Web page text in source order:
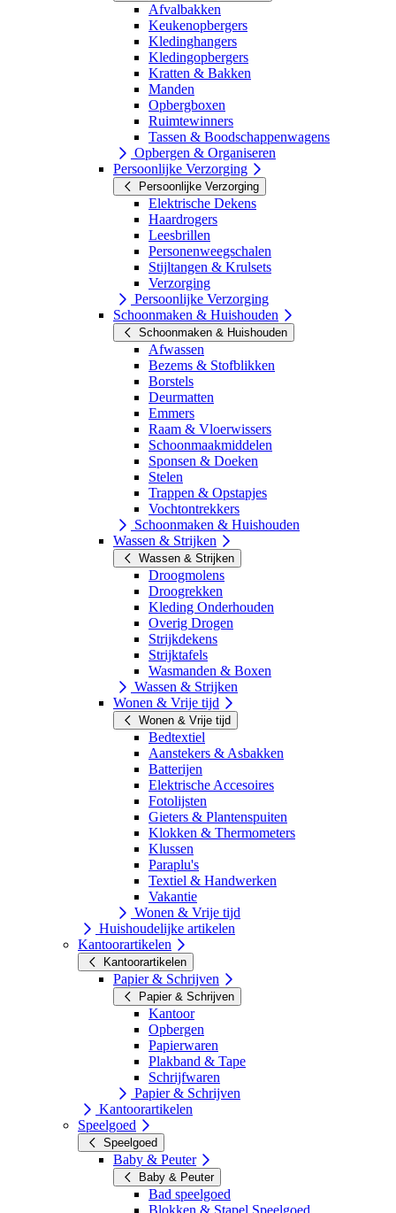
Afvalbakken
Keukenopbergers
Kledinghangers
Kledingopbergers
Kratten & Bakken
Manden
Opbergboxen
Ruimtewinners
Tassen & Boodschappenwagens
Opbergen & Organiseren
Persoonlijke Verzorging
Persoonlijke Verzorging
Elektrische Dekens
Haardrogers
Leesbrillen
Personenweegschalen
Stijltangen & Krulsets
Verzorging
Persoonlijke Verzorging
Schoonmaken & Huishouden
Schoonmaken & Huishouden
Afwassen
Bezems & Stofblikken
Borstels
Deurmatten
Emmers
Raam & Vloerwissers
Schoonmaakmiddelen
Sponsen & Doeken
Stelen
Trappen & Opstapjes
Vochtontrekkers
Schoonmaken & Huishouden
Wassen & Strijken
Wassen & Strijken
Droogmolens
Droogrekken
Kleding Onderhouden
Overig Drogen
Strijkdekens
Strijktafels
Wasmanden & Boxen
Wassen & Strijken
Wonen & Vrije tijd
Wonen & Vrije tijd
Bedtextiel
Aanstekers & Asbakken
Batterijen
Elektrische Accesoires
Fotolijsten
Gieters & Plantenspuiten
Klokken & Thermometers
Klussen
Paraplu's
Textiel & Handwerken
Vakantie
Wonen & Vrije tijd
Huishoudelijke artikelen
Kantoorartikelen
Kantoorartikelen
Papier & Schrijven
Papier & Schrijven
Kantoor
Opbergen
Papierwaren
Plakband & Tape
Schrijfwaren
Papier & Schrijven
Kantoorartikelen
Speelgoed
Speelgoed
Baby & Peuter
Baby & Peuter
Bad speelgoed
Blokken & Stapel Speelgoed